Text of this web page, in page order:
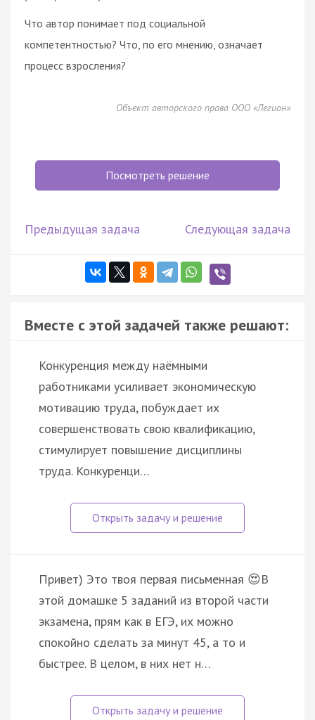
Что автор понимает под социальной
компетентностью? Что, по его мнению, означает
процесс взросления?
Объект авторского права ООО «Легион»
Посмотреть решение
Предыдущая задача Следующая задача
Вместе с этой задачей также решают:
Конкуренция между наёмными
работниками усиливает экономическую
мотивацию труда, побуждает их
совершенствовать свою квалификацию,
стимулирует повышение дисциплины
труда. Конкуренци…
Привет) Это твоя первая письменная 😍В
этой домашке 5 заданий из второй части
экзамена, прям как в ЕГЭ, их можно
спокойно сделать за минут 45, а то и
быстрее. В целом, в них нет н…